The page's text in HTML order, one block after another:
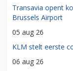
Transavia opent
Brussels Airport
05 aug 26
KLM stelt eerste
06 aug 26